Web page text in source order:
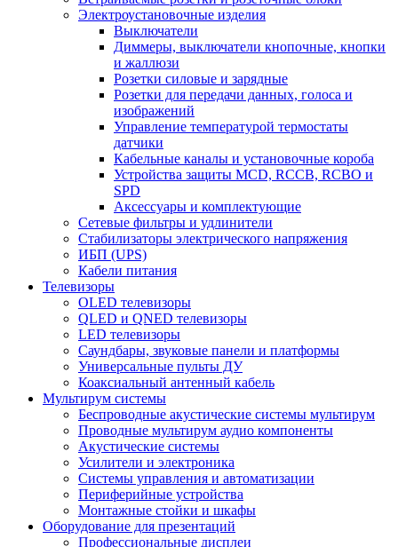
Электроустановочные изделия
Выключатели
Диммеры, выключатели кнопочные, кнопки
и жаллюзи
Розетки силовые и зарядные
Розетки для передачи данных, голоса и
изображений
Управление температурой термостаты
датчики
Кабельные каналы и установочные короба
Устройства защиты MCD, RCCB, RCBO и
SPD
Аксессуары и комплектующие
Сетевые фильтры и удлинители
Стабилизаторы электрического напряжения
ИБП (UPS)
Кабели питания
Телевизоры
OLED телевизоры
QLED и QNED телевизоры
LED телевизоры
Саундбары, звуковые панели и платформы
Универсальные пульты ДУ
Коаксиальный антенный кабель
Мультирум системы
Беспроводные акустические системы мультирум
Проводные мультирум аудио компоненты
Акустические системы
Усилители и электроника
Системы управления и автоматизации
Периферийные устройства
Монтажные стойки и шкафы
Оборудование для презентаций
Профессиональные дисплеи